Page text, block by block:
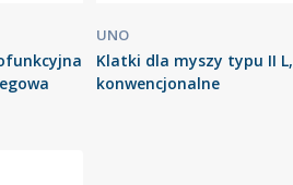
UNO
Klatki dla myszy typu II L,
konwencjonalne